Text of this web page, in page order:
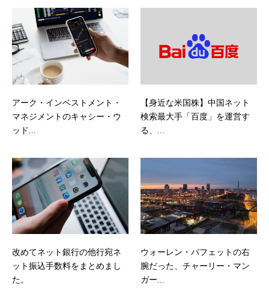
アーク・インベストメント・
マネジメントのキャシー・ウ
ッド...
【身近な米国株】中国ネット
検索最大手「百度」を運営す
る、...
改めてネット銀行の他行宛ネ
ット振込手数料をまとめまし
た。
ウォーレン・バフェットの右
腕だった、チャーリー・マン
ガー...